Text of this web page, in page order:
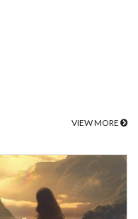
VIEW MORE